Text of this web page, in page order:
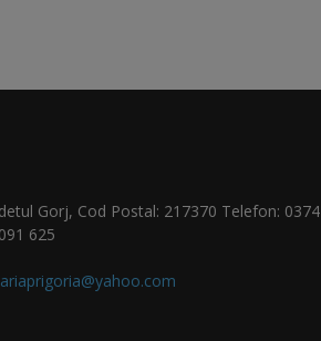
Gorj, Cod Postal: 217370 Telefon: 0374
625